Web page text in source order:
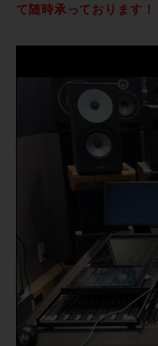
て随時承っております！